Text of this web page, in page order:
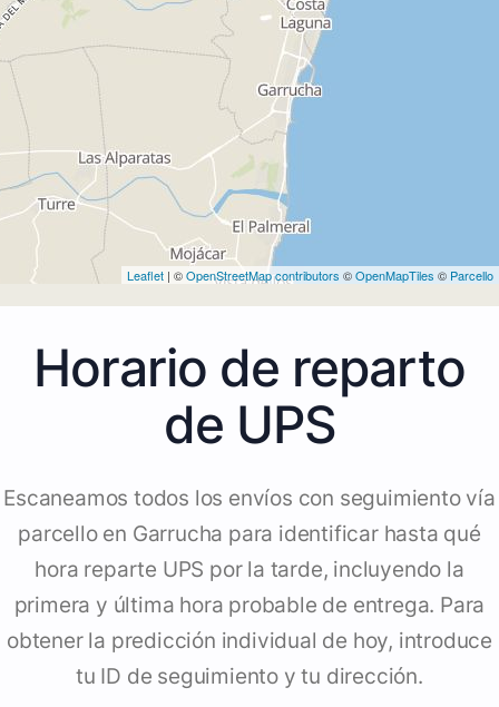
Leaflet | ©OpenStreetMap contributors ©OpenMapTiles © Parcello
Horario de reparto
de UPS
Escaneamos todos los envíos con seguimiento vía
parcello en Garrucha para identificar hasta qué
hora reparte UPS por la tarde, incluyendo la
primera y última hora probable de entrega. Para
obtener la predicción individual de hoy, introduce
tu ID de seguimiento y tu dirección.